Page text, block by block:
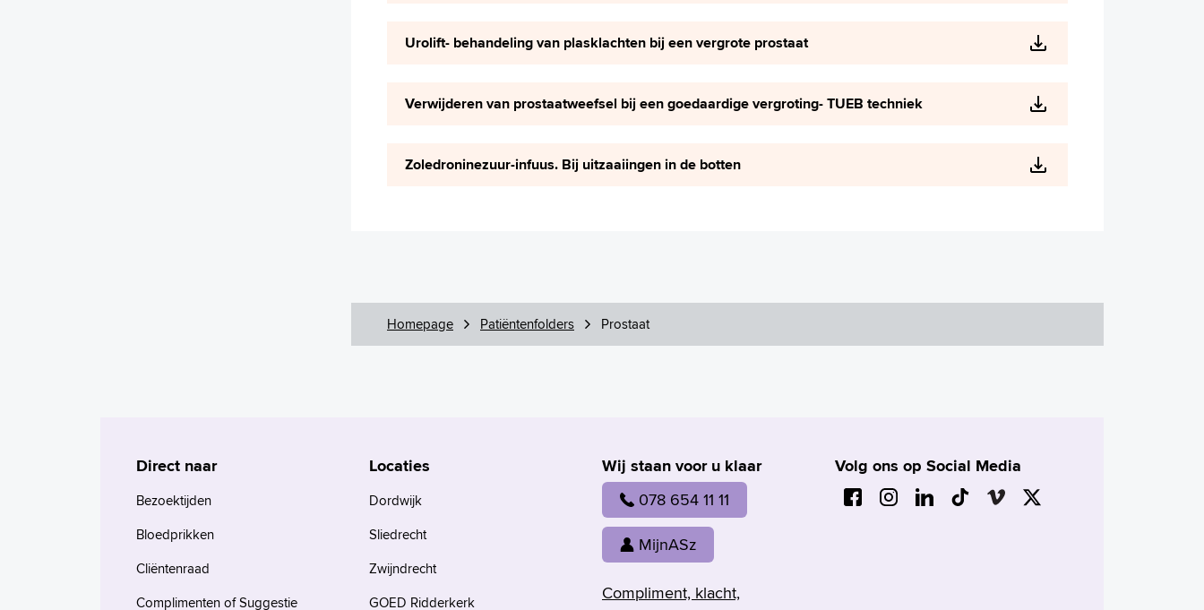
Urolift- behandeling van plasklachten bij een vergrote prostaat
Verwijderen van prostaatweefsel bij een goedaardige vergroting- TUEB techniek
Zoledroninezuur-infuus. Bij uitzaaiingen in de botten
Homepage Patiëntenfolders Prostaat
Wij staan voor u klaar
078 654 11 11
MijnASz
Compliment, klacht,
Volg ons op Social Media
Direct naar
Bezoektijden
Bloedprikken
Cliëntenraad
Complimenten of Suggestie
Locaties
Dordwijk
Sliedrecht
Zwijndrecht
GOED Ridderkerk